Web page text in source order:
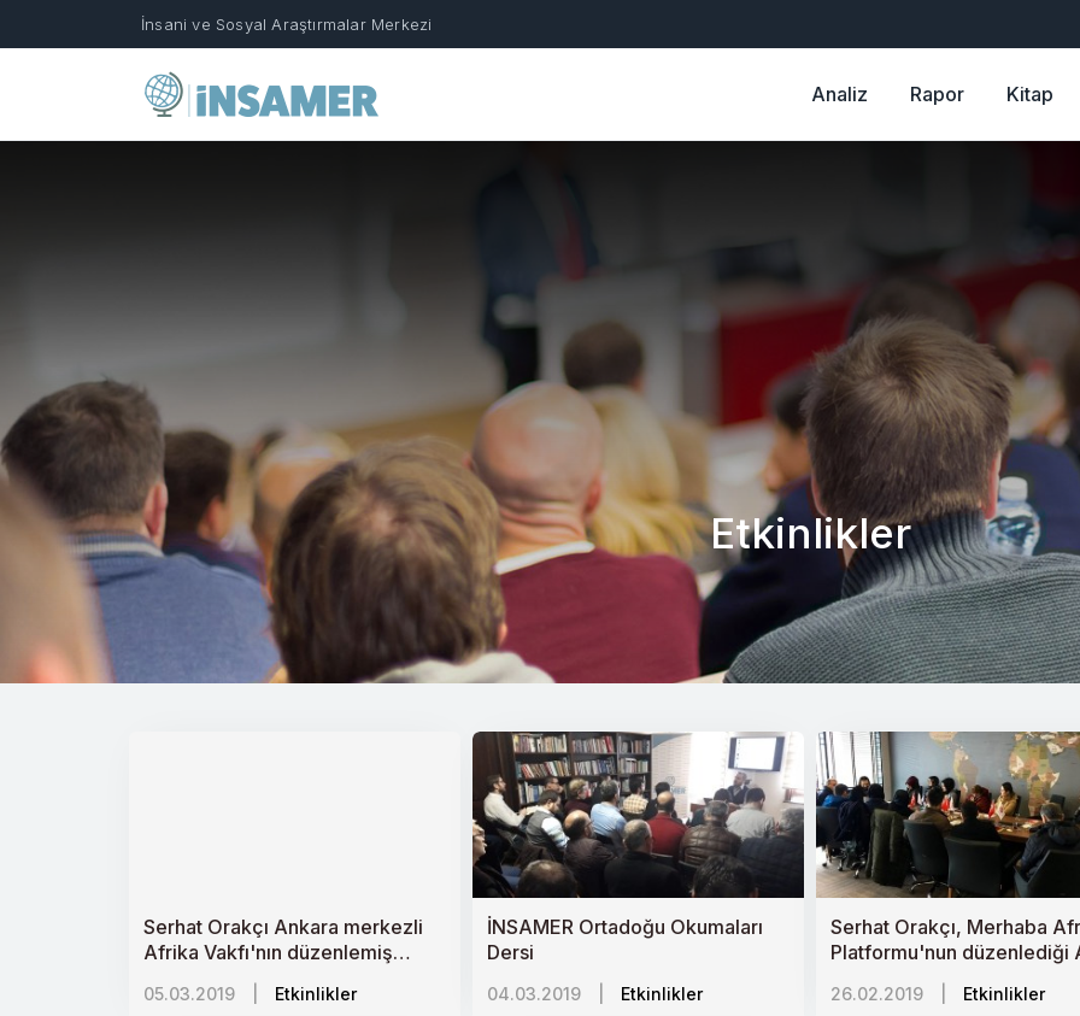
İnsani ve Sosyal Araştırmalar Merkezi
Analiz Rapor Kitap
Etkinlikler
Serhat Orakçı Ankara merkezli
Afrika Vakfı'nın düzenlemiş
olduğu 5 hafta sürecek olan
Afrika seminer programının
05.03.2019 Etkinlikler
İNSAMER Ortadoğu Okumaları
Dersi
04.03.2019 Etkinlikler
Serhat Orakçı, Merhaba
Platformu'nun düzenlediği
Okumaları programında
"Türkiye-Afrika İlişkileri"
26.02.2019 Etkinlikler